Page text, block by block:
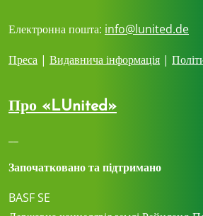
Електронна пошта: info@lunited.de
Преса | Видавнича інформація |
Про «LUnited»
Започатковано та підтримано
BASF SE